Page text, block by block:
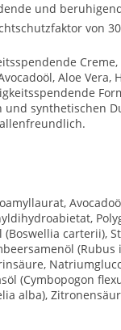
und
von
Aloe Vera,
und synthetischen
(Boswellia
(Cymbopogon
alba),